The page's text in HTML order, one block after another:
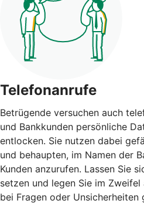
Telefonanrufe
Betrügende versuchen auch
und Bankkunden persönliche
entlocken. Sie nutzen dabei
und behaupten, im Namen der
Kunden anzurufen. Lassen Sie
setzen und legen Sie im
bei Fragen oder